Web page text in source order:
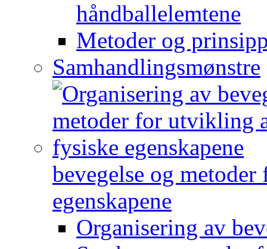
håndballelemtene
Metoder og
Samhandlingsmønstre
bevegelse og
egenskapene
Organisering av